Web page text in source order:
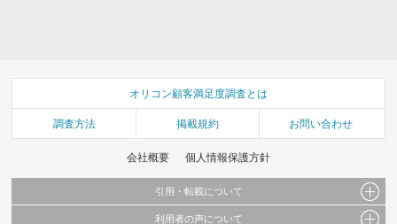
オリコン顧客満足度調査とは
調査方法 掲載規約 お問い合わせ
会社概要 個人情報保護方針
引用・転載について
当サイトで公開されている情報（文字、写真、イラスト、画像データ等）及びこれらの配
利用者の声について